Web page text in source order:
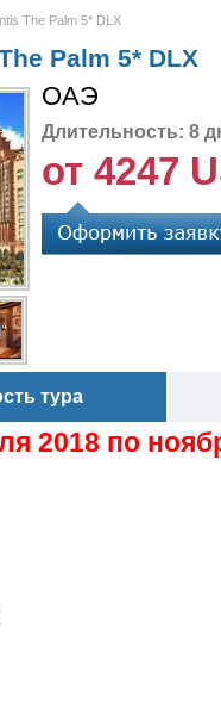
The Palm 5* DLX
Palm 5* DLX
ОАЭ
Длительность: 8
от 4247
тура
2018 по